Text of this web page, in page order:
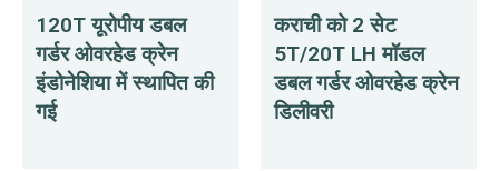
120T यूरोपीय डबल
गर्डर ओवरहेड क्रेन
इंडोनेशिया में स्थापित की
गई
कराची को 2 सेट
5T/20T LH मॉडल
डबल गर्डर ओवरहेड क्रेन
डिलीवरी